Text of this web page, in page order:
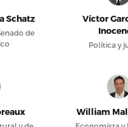
Schatz
de
Víctor
Política y
William